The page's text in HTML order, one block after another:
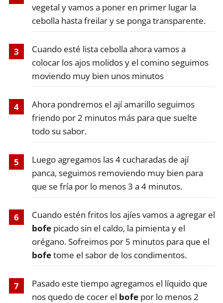
vegetal y vamos a poner en primer lugar la
cebolla hasta freilar y se ponga transparente.
Cuando esté lista cebolla ahora vamos a
colocar los ajos molidos y el comino seguimos
moviendo muy bien unos minutos
Ahora pondremos el ají amarillo seguimos
friendo por 2 minutos más para que suelte
todo su sabor.
Luego agregamos las 4 cucharadas de ají
panca, seguimos removiendo muy bien para
que se fría por lo menos 3 a 4 minutos.
Cuando estén fritos los ajíes vamos a agregar el
bofepicado sin el caldo, la pimienta y el
orégano. Sofreimos por 5 minutos para que el
bofetome el sabor de los condimentos.
Pasado este tiempo agregamos el líquido que
nos quedo de cocer el bofepor lo menos 2